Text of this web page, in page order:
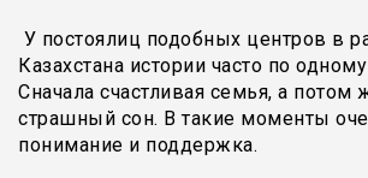
У постоялиц подобных центров в
Казахстана истории часто по
Сначала счастливая семья, а потом
страшный сон. В такие моменты
понимание и поддержка.